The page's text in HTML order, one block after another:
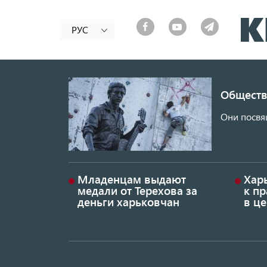
РУС
Они
Младенцам выдают
медали от Терехова за
деньги харьковчан
к
в